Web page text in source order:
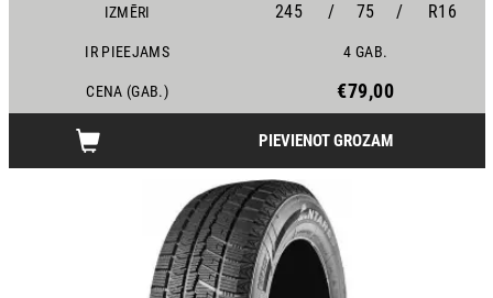
IZMĒRI 245 / 75 / R16
IR PIEEJAMS 4 GAB.
CENA (GAB.) €79,00
PIEVIENOT GROZAM